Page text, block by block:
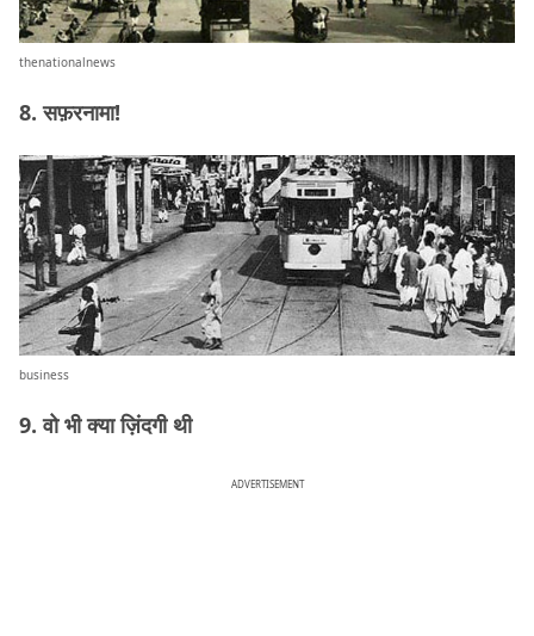
thenationalnews
8. सफ़रनामा!
business
9. वो भी क्या ज़िंदगी थी
ADVERTISEMENT